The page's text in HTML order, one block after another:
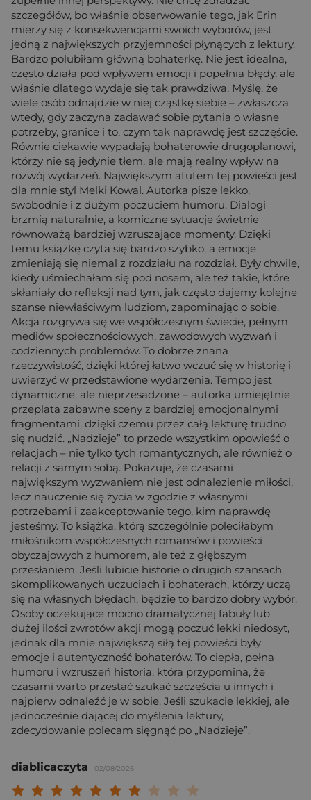
szczegółów, bo właśnie obserwowanie tego, jak Erin
mierzy się z konsekwencjami swoich wyborów, jest
jedną z największych przyjemności płynących z lektury.
Bardzo polubiłam główną bohaterkę. Nie jest idealna,
często działa pod wpływem emocji i popełnia błędy, ale
właśnie dlatego wydaje się tak prawdziwa. Myślę, że
wiele osób odnajdzie w niej cząstkę siebie – zwłaszcza
wtedy, gdy zaczyna zadawać sobie pytania o własne
potrzeby, granice i to, czym tak naprawdę jest szczęście.
Równie ciekawie wypadają bohaterowie drugoplanowi,
którzy nie są jedynie tłem, ale mają realny wpływ na
rozwój wydarzeń. Największym atutem tej powieści jest
dla mnie styl Melki Kowal. Autorka pisze lekko,
swobodnie i z dużym poczuciem humoru. Dialogi
brzmią naturalnie, a komiczne sytuacje świetnie
równoważą bardziej wzruszające momenty. Dzięki
temu książkę czyta się bardzo szybko, a emocje
zmieniają się niemal z rozdziału na rozdział. Były chwile,
kiedy uśmiechałam się pod nosem, ale też takie, które
skłaniały do refleksji nad tym, jak często dajemy kolejne
szanse niewłaściwym ludziom, zapominając o sobie.
Akcja rozgrywa się we współczesnym świecie, pełnym
mediów społecznościowych, zawodowych wyzwań i
codziennych problemów. To dobrze znana
rzeczywistość, dzięki której łatwo wczuć się w historię i
uwierzyć w przedstawione wydarzenia. Tempo jest
dynamiczne, ale nieprzesadzone – autorka umiejętnie
przeplata zabawne sceny z bardziej emocjonalnymi
fragmentami, dzięki czemu przez całą lekturę trudno
się nudzić. „Nadzieje” to przede wszystkim opowieść o
relacjach – nie tylko tych romantycznych, ale również o
relacji z samym sobą. Pokazuje, że czasami
największym wyzwaniem nie jest odnalezienie miłości,
lecz nauczenie się życia w zgodzie z własnymi
potrzebami i zaakceptowanie tego, kim naprawdę
jesteśmy. To książka, którą szczególnie poleciłabym
miłośnikom współczesnych romansów i powieści
obyczajowych z humorem, ale też z głębszym
przesłaniem. Jeśli lubicie historie o drugich szansach,
skomplikowanych uczuciach i bohaterach, którzy uczą
się na własnych błędach, będzie to bardzo dobry wybór.
Osoby oczekujące mocno dramatycznej fabuły lub
dużej ilości zwrotów akcji mogą poczuć lekki niedosyt,
jednak dla mnie największą siłą tej powieści były
emocje i autentyczność bohaterów. To ciepła, pełna
humoru i wzruszeń historia, która przypomina, że
czasami warto przestać szukać szczęścia u innych i
najpierw odnaleźć je w sobie. Jeśli szukacie lekkiej, ale
jednocześnie dającej do myślenia lektury,
zdecydowanie polecam sięgnąć po „Nadzieje”.
diablicaczyta 02/08/2026
Twoja ocena:
Twoja ocena: Wybitna 9/
Twoja ocena: Rewelacyjna 8/
Twoja ocena: Bardzo dobra 7/10"
Twoja ocena: Dobra 6/10"
Twoja ocena: Przeciętna 5/10"
Twoja ocena: Może być 4/10"
Twoja ocena: Słaba 3/10"
Twoja ocena: Bardzo słaba 2/10"
Twoja ocena: Beznadziejna 1/10"